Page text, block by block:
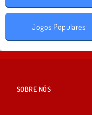
Jogos Populares
SOBRE NÓS